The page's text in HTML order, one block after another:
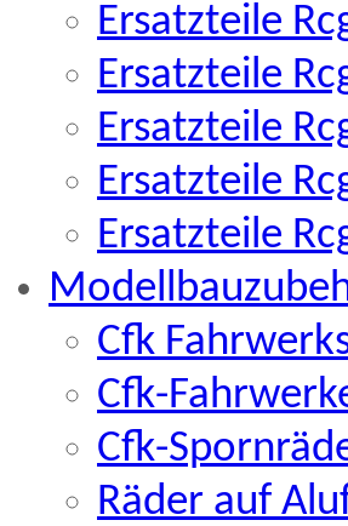
Ersatzteile
Ersatzteile
Ersatzteile
Ersatzteile
Ersatzteile
Cfk
Cfk-
Cfk-
Räder auf